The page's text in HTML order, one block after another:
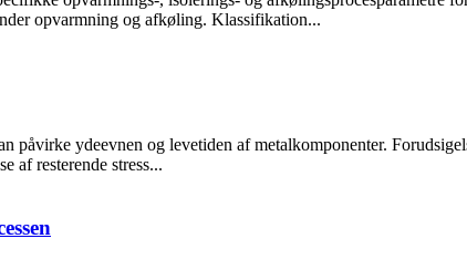
opvarmning og afkøling. Klassifikation...
påvirke ydeevnen og levetiden af ​​metalkomponenter.
af resterende stress...